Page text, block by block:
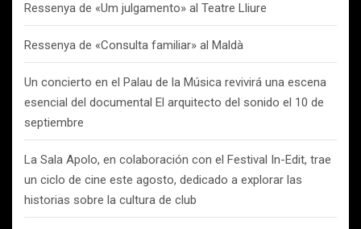
Ressenya de «Um julgamento» al Teatre Lliure
Ressenya de «Consulta familiar» al Maldà
Un concierto en el Palau de la Música revivirá una escena
esencial del documental El arquitecto del sonido el 10 de
septiembre
La Sala Apolo, en colaboración con el Festival In-Edit, trae
un ciclo de cine este agosto, dedicado a explorar las
historias sobre la cultura de club